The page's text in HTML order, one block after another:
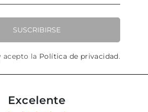
SUSCRIBIRSE
acepto la Política de privacidad.
Excelente